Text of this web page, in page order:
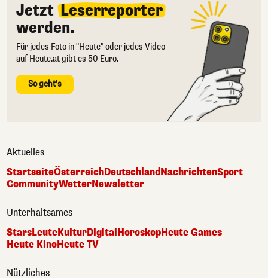
Jetzt Leserreporter
werden.
Für jedes Foto in "Heute" oder jedes Video
auf Heute.at gibt es 50 Euro.
So geht's
Aktuelles
StartseiteÖsterreichDeutschlandNachrichtenSport
CommunityWetterNewsletter
Unterhaltsames
StarsLeuteKulturDigitalHoroskopHeute Games
Heute KinoHeute TV
Nützliches